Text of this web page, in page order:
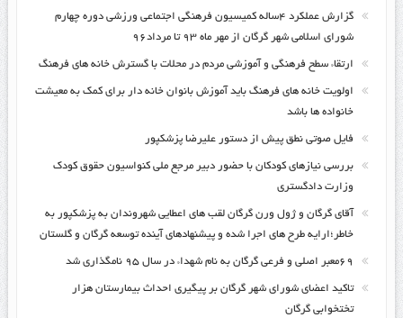
گزارش عملکرد ۴ساله کمیسیون فرهنگی اجتماعی ورزشی دوره چهارم
شورای اسلامی شهر گرگان از مهر ماه ۹۳ تا مرداد۹۶
ارتقاء سطح فرهنگی و آموزشی مردم در محلات با گسترش خانه های فرهنگ
اولویت خانه های فرهنگ باید آموزش بانوان خانه دار برای کمک به معیشت
خانواده ها باشد
فایل صوتی نطق پیش از دستور علیرضا پزشکپور
بررسی نیازهای کودکان با حضور دبیر مرجع ملی کنواسیون حقوق کودک
وزارت دادگستری
آقای گرگان و ژول ورن گرگان لقب های اعطایی شهروندان به پزشکپور به
خاطر؛ارایه طرح های اجرا شده و پیشنهادهای آینده توسعه گرگان و گلستان
۶۹معبر اصلی و فرعی گرگان به نام شهداء در سال ۹۵ نامگذاری شد
تاکید اعضای شورای شهر گرگان بر پیگیری احداث بیمارستان هزار
تختخوابی گرگان